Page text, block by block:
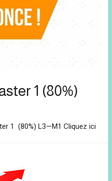
1 (80%)
1 (80%) L3—M1 Cliquez ici